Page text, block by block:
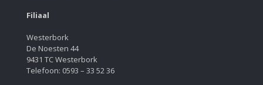
Filiaal
Westerbork
De Noesten 44
9431 TC Westerbork
Telefoon: 0593 – 33 52 36